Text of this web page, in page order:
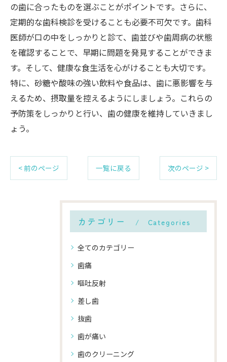
の歯に合ったものを選ぶことがポイントです。さらに、
定期的な歯科検診を受けることも必要不可欠です。歯科
医師が口の中をしっかりと診て、歯並びや歯周病の状態
を確認することで、早期に問題を発見することができま
す。そして、健康な食生活を心がけることも大切です。
特に、砂糖や酸味の強い飲料や食品は、歯に悪影響を与
えるため、摂取量を控えるようにしましょう。これらの
予防策をしっかりと行い、歯の健康を維持していきまし
ょう。
< 前のページ 一覧に戻る 次のページ >
カテゴリー Categories
全てのカテゴリー
歯痛
嘔吐反射
差し歯
抜歯
歯が痛い
歯のクリーニング